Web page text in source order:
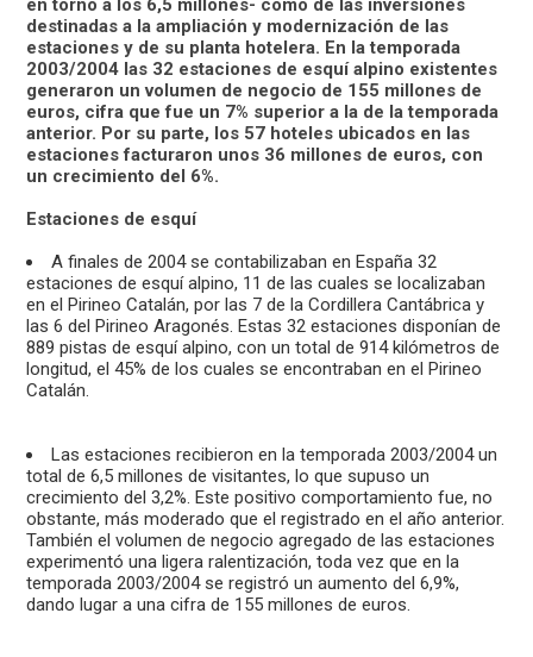
en torno a los 6,5 millones- como de las inversiones
destinadas a la ampliación y modernización de las
estaciones y de su planta hotelera. En la temporada
2003/2004 las 32 estaciones de esquí alpino existentes
generaron un volumen de negocio de 155 millones de
euros, cifra que fue un 7% superior a la de la temporada
anterior. Por su parte, los 57 hoteles ubicados en las
estaciones facturaron unos 36 millones de euros, con
un crecimiento del 6%.
Estaciones de esquí
A finales de 2004 se contabilizaban en España 32
estaciones de esquí alpino, 11 de las cuales se localizaban
en el Pirineo Catalán, por las 7 de la Cordillera Cantábrica y
las 6 del Pirineo Aragonés. Estas 32 estaciones disponían de
889 pistas de esquí alpino, con un total de 914 kilómetros de
longitud, el 45% de los cuales se encontraban en el Pirineo
Catalán.
Las estaciones recibieron en la temporada 2003/2004 un
total de 6,5 millones de visitantes, lo que supuso un
crecimiento del 3,2%. Este positivo comportamiento fue, no
obstante, más moderado que el registrado en el año anterior.
También el volumen de negocio agregado de las estaciones
experimentó una ligera ralentización, toda vez que en la
temporada 2003/2004 se registró un aumento del 6,9%,
dando lugar a una cifra de 155 millones de euros.